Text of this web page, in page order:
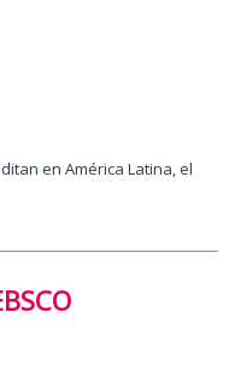
en América Latina, el